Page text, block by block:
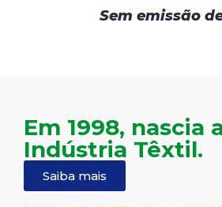
Sem emissão de
Em 1998, nascia
Indústria Têxtil.
Saiba mais